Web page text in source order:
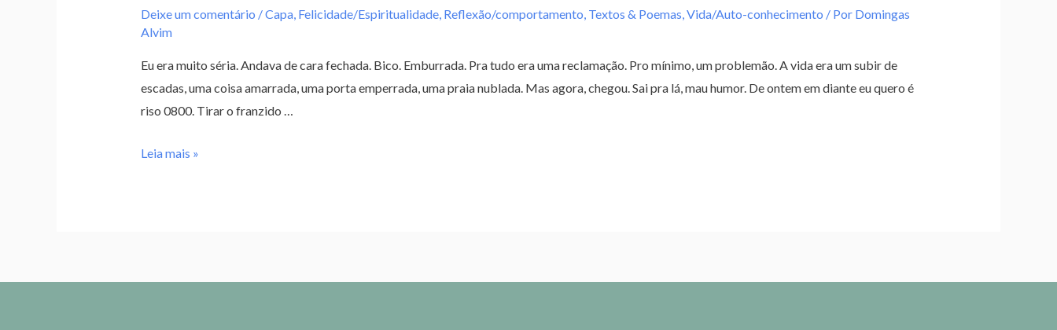
Deixe um comentário /Capa, Felicidade/Espiritualidade, Reflexão/comportamento Textos & Poemas Vida/Auto-conhecimento / Por Domingas
Alvim
Eu era muito séria. Andava de cara fechada. Bico. Emburrada. Pra tudo era uma reclamação. Pro mínimo, um problemão. A vida era um subir de
escadas, uma coisa amarrada, uma porta emperrada, uma praia nublada. Mas agora, chegou. Sai pra lá, mau humor. De ontem em diante eu quero é
riso 0800. Tirar o franzido …
Leia mais »